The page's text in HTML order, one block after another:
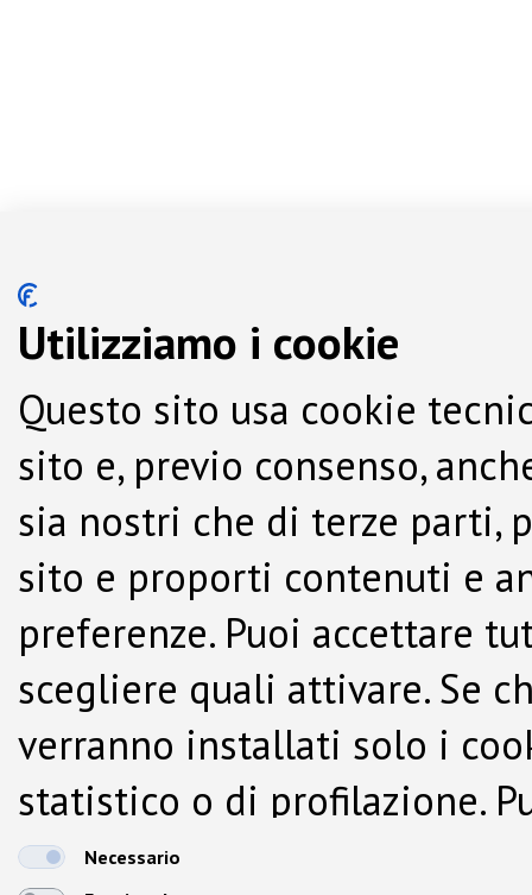
Utilizziamo i cookie
Questo sito usa cookie
sito e, previo consenso,
sia nostri che di terze parti,
sito e proporti contenuti e
preferenze. Puoi accettare
scegliere quali attivare. Se
verranno installati solo i
statistico o di profilazione.
dalla Cookie Policy.
Necessario